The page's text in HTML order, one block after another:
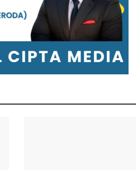
Meutia Aceh Utara Siapkan